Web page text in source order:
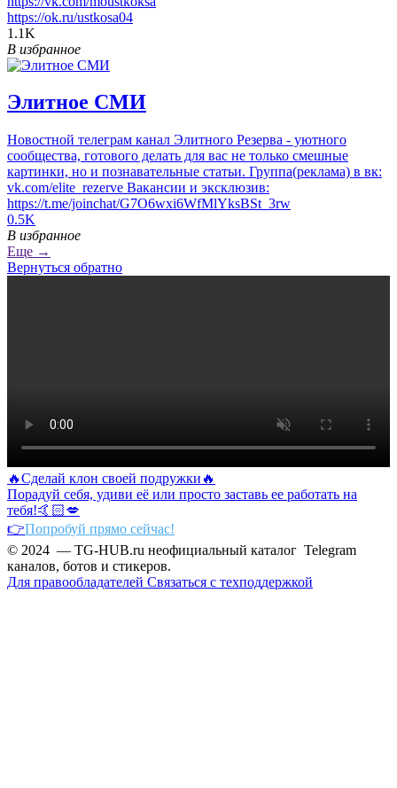
https://ok.ru/ustkosa04
1.1K
В избранное
Элитное СМИ
Новостной телеграм канал Элитного Резерва - уютного
сообщества, готового делать для вас не только смешные
картинки, но и познавательные статьи. Группа(реклама) в вк:
vk.com/elite_rezerve Вакансии и эксклюзив:
https://t.me/joinchat/G7O6wxi6WfMlYksBSt_3rw
0.5K
В избранное
Еще →
Вернуться обратно
🔥Сделай клон своей подружки🔥
Порадуй себя, удиви её или просто заставь ее работать на
тебя!🤙🏻💋
👉Попробуй прямо сейчас!
© 2024 — TG-HUB.ru неофициальный каталог Telegram
каналов, ботов и стикеров.
Для правообладателей Связаться с техподдержкой